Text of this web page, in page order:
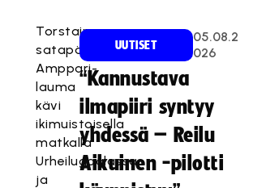
Torstaina
satapäinen
Amppari-
lauma
kävi
ikimuistoisella
matkalla
Urheilugaalassa,
ja
UUTISET
05.08.2
026
“Kannustava
ilmapiiri syntyy
yhdessä – Reilu
Aikuinen -pilotti